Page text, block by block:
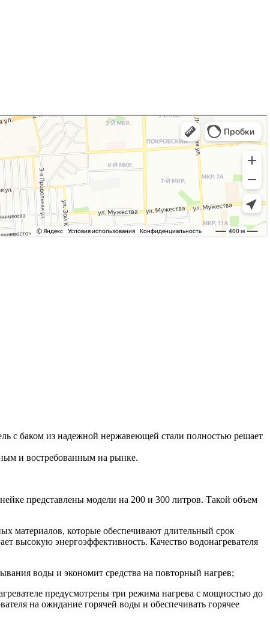
с баком из надежной нержавеющей стали полностью решает
и востребованным на рынке.
представлены модели на 200 и 300 литров. Такой объем
материалов, которые обеспечивают длительный срок
высокую энергоэффективность. Качество водонагревателя
воды и экономит средства на повторный нагрев;
предусмотрены три режима нагрева с мощностью до
на ожидание горячей воды и обеспечивать горячее